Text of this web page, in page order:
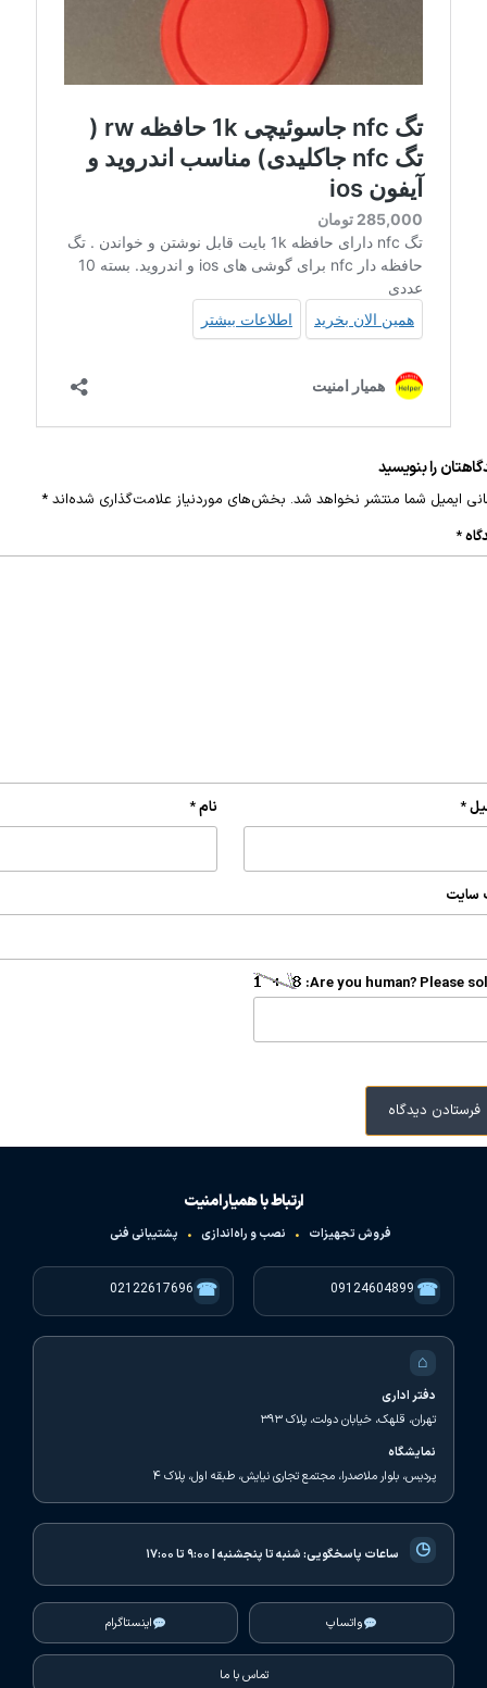
را بنویسید
ایمیل شما منتشر نخواهد شد. بخش‌های موردنیاز علامت‌گذاری شده‌اند *
*
نام* *
سایت
Are you human? Please
ارتباط با همیار امنیت
فروش تجهیزات • نصب و راه‌اندازی • پشتیبانی فنی
☎
09124604899
☎
02122617696
⌂
دفتر اداری
تهران، قلهک، خیابان دولت، پلاک ۳۹۳
نمایشگاه
پردیس، بلوار ملاصدرا، مجتمع تجاری نیایش، طبقه اول، پلاک ۴
◷ ساعات پاسخگویی:شنبه تا پنجشنبه | ۹:۰۰ تا ۱۷:۰۰
واتساپ اینستاگرام
تماس با ما